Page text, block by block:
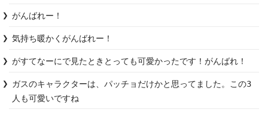
がんばれー！
気持ち暖かくがんばれー！
がすてなーにで見たときとっても可愛かったです！がんばれ！
ガスのキャラクターは、パッチョだけかと思ってました。この3
人も可愛いですね